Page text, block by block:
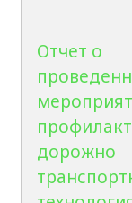
Отчет о
дорожно